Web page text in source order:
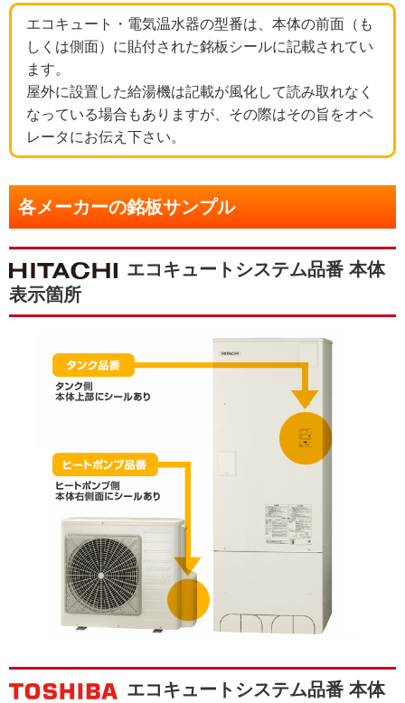
エコキュート・電気温水器の型番は、本体の前面（も
しくは側面）に貼付された銘板シールに記載されてい
ます。
屋外に設置した給湯機は記載が風化して読み取れなく
なっている場合もありますが、その際はその旨をオペ
レータにお伝え下さい。
各メーカーの銘板サンプル
エコキュートシステム品番 本体
表示箇所
エコキュートシステム品番 本体